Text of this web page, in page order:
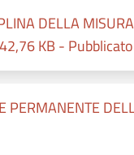
DELLA
KB -
PERMANENTE